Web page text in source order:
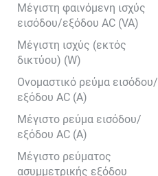
Μέγιστη φαινόμενη ισχύς
εισόδου/εξόδου AC (VA)
Μέγιστη ισχύς (εκτός
δικτύου) (W)
Ονομαστικό ρεύμα εισόδου/
εξόδου AC (Α)
Μέγιστο ρεύμα εισόδου/
εξόδου AC (Α)
Μέγιστο ρεύματος
ασυμμετρικής εξόδου